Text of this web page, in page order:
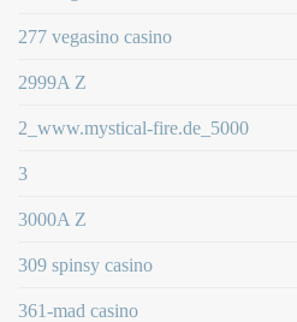
277 vegasino casino
2999A Z
2_www.mystical-fire.de_5000
3
3000A Z
309 spinsy casino
361-mad casino